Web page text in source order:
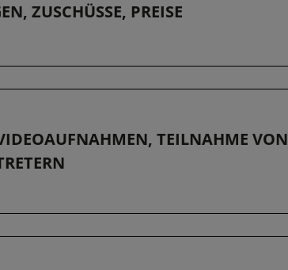
ZUSCHÜSSE, PREISE
TEILNAHME VON